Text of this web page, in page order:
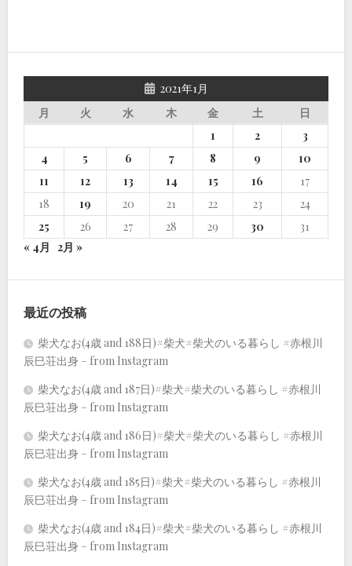
2021年1月
月
火 水 木 金 土
日
1
2
3
4
5 6 7 8 9
10
11
12 13 14 15 16
17
18
19 20 21 22 23
24
25
26 27 28 29 30
31
« 4月 2月 »
最近の投稿
柴犬なお(4歳 and 188日)#柴犬#柴犬のいる暮らし #赤根川
辰巳荘出身 – from Instagram
柴犬なお(4歳 and 187日)#柴犬#柴犬のいる暮らし #赤根川
辰巳荘出身 – from Instagram
柴犬なお(4歳 and 186日)#柴犬#柴犬のいる暮らし #赤根川
辰巳荘出身 – from Instagram
柴犬なお(4歳 and 185日)#柴犬#柴犬のいる暮らし #赤根川
辰巳荘出身 – from Instagram
柴犬なお(4歳 and 184日)#柴犬#柴犬のいる暮らし #赤根川
辰巳荘出身 – from Instagram